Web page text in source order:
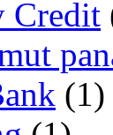
Credit
(1)